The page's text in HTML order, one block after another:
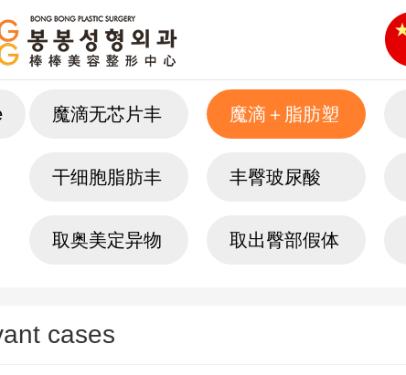
魔滴无芯片丰 魔滴＋脂肪塑
形
干细胞脂肪丰 丰臀玻尿酸
取奥美定异物 取出臀部假体
cases